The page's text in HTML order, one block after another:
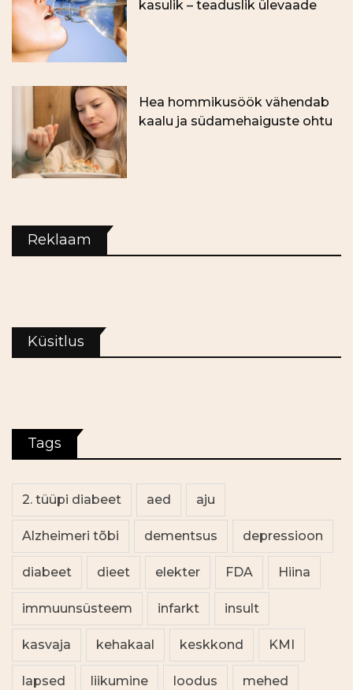
kasulik – teaduslik ülevaade
Hea hommikusöök vähendab
kaalu ja südamehaiguste ohtu
Reklaam
Küsitlus
Tags
2. tüüpi diabeet aed aju
Alzheimeri tõbi dementsus depressioon
diabeet dieet elekter FDA Hiina
immuunsüsteem infarkt insult
kasvaja kehakaal keskkond KMI
lapsed liikumine loodus mehed